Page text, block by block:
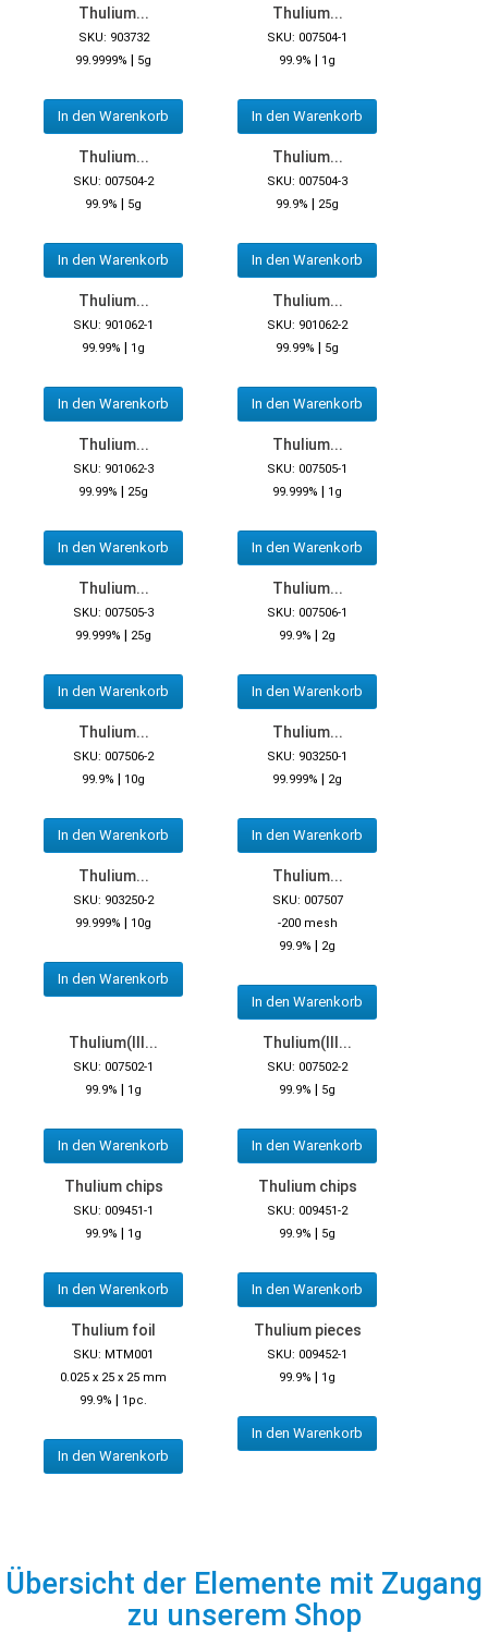
Thulium...
SKU: 903732
99.9999% | 5g
In den Warenkorb
Thulium...
SKU: 007504-1
99.9% | 1g
In den Warenkorb
Thulium...
SKU: 007504-2
99.9% | 5g
In den Warenkorb
Thulium...
SKU: 007504-3
99.9% | 25g
In den Warenkorb
Thulium...
SKU: 901062-1
99.99% | 1g
In den Warenkorb
Thulium...
SKU: 901062-2
99.99% | 5g
In den Warenkorb
Thulium...
SKU: 901062-3
99.99% | 25g
In den Warenkorb
Thulium...
SKU: 007505-1
99.999% | 1g
In den Warenkorb
Thulium...
SKU: 007505-3
99.999% | 25g
In den Warenkorb
Thulium...
SKU: 007506-1
99.9% | 2g
In den Warenkorb
Thulium...
SKU: 007506-2
99.9% | 10g
In den Warenkorb
Thulium...
SKU: 903250-1
99.999% | 2g
In den Warenkorb
Thulium...
SKU: 903250-2
99.999% | 10g
In den Warenkorb
Thulium...
SKU: 007507
-200 mesh
99.9% | 2g
In den Warenkorb
Thulium(III...
SKU: 007502-1
99.9% | 1g
In den Warenkorb
Thulium(III...
SKU: 007502-2
99.9% | 5g
In den Warenkorb
Thulium chips
SKU: 009451-1
99.9% | 1g
In den Warenkorb
Thulium chips
SKU: 009451-2
99.9% | 5g
In den Warenkorb
Thulium foil
SKU: MTM001
0.025 x 25 x 25 mm
99.9% | 1pc.
In den Warenkorb
Thulium pieces
SKU: 009452-1
99.9% | 1g
In den Warenkorb
Übersicht der Elemente mit Zugang
zu unserem Shop